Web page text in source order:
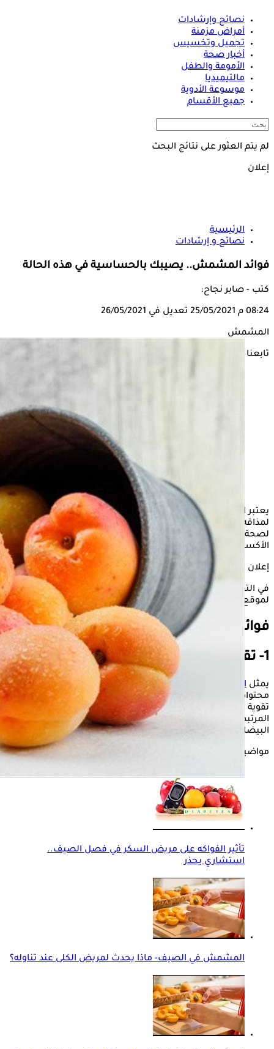
نصائح وإرشادات
أمراض مزمنة
تجميل وتخسيس
أخبار صحة
الأمومة والطفل
مالتيميديا
موسوعة الأدوية
جميع الأقسام
لم يتم العثور على نتائج البحث
إعلان
الرئيسية
نصائح و إرشادات
فوائد المشمش.. يصيبك بالحساسية في هذه الحالة
كتب - صابر نجاح:
08:24 م 25/05/2021 تعديل في 26/05/2021
المشمش
تابعنا على
يعتبر المشمس من الفواكه الصيفيةالتي يفضلها الكثيرون، نظرًا
لمذاقه اللذيذ واحتوائه على العديد من العناصر الغذائية الضرورية
لصحة الجسم، مثل الفيتامينات والمعادن والألياف ومضادات
الأكسدة.
إعلان
في التقرير التالي، يستعرض "الكونسلتو" فوائد المشمس، وفقًا
لموقع "Healthline".
فوائد المشمش
1- تقوية النظر
يمثل المشمش
أهمية كبيرة لصحة العين، ويرجع السبب إلى
محتواه العالي من فيتامين أ والبيتا كاروتين، اللذين يساعدان على
تقوية النظر وتقليل فرص الإصابة بأمراض الضمور البقعي
المرتبطة بالتقدم في العمر، مثل إعتام عدسة العين "المياه
البيضاء" والجلوكوما "المياه الزرقاء".
مواضيع ذات صلة
تأثير الفواكه على مريض السكر في فصل الصيف..
استشاري يحذر
المشمش في الصيف- ماذا يحدث لمريض الكلى عند تناوله؟